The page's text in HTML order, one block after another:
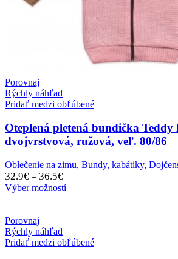
Porovnaj
Rýchly náhľad
Pridať medzi obľúbené
Oteplená pletená bundička Teddy
dvojvrstvová, ružová, veľ. 80/86
Oblečenie na zimu, Bundy, kabátiky,
32.9€ – 36.5€
range:
Výber možností
Porovnaj
Rýchly náhľad
Pridať medzi obľúbené